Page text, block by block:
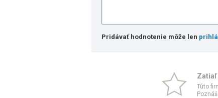
Pridávať hodnotenie môže len
Zatiaľ
Túto